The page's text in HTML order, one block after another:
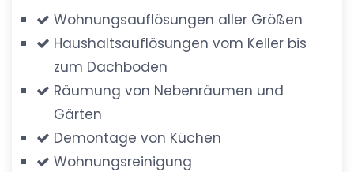
Wohnungsauflösungen aller Größen
Haushaltsauflösungen vom Keller bis
zum Dachboden
Räumung von Nebenräumen und
Gärten
Demontage von Küchen
Wohnungsreinigung